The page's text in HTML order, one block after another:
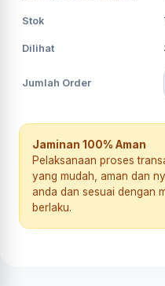
Stok
Dilihat
Jumlah Order
Jaminan 100% Aman
Pelaksanaan proses
yang mudah, aman dan
anda dan sesuai dengan
berlaku.